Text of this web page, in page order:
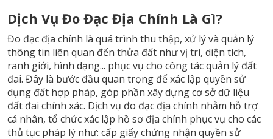
Dịch Vụ Đo Đạc Địa Chính Là Gì?
Đo đạc địa chính là quá trình thu thập, xử lý và quản lý
thông tin liên quan đến thửa đất như vị trí, diện tích,
ranh giới, hình dạng... phục vụ cho công tác quản lý đất
đai. Đây là bước đầu quan trọng để xác lập quyền sử
dụng đất hợp pháp, góp phần xây dựng cơ sở dữ liệu
đất đai chính xác. Dịch vụ đo đạc địa chính nhằm hỗ trợ
cá nhân, tổ chức xác lập hồ sơ địa chính phục vụ cho các
thủ tục pháp lý như: cấp giấy chứng nhận quyền sử